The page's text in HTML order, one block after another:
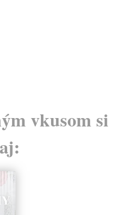
vkusom si